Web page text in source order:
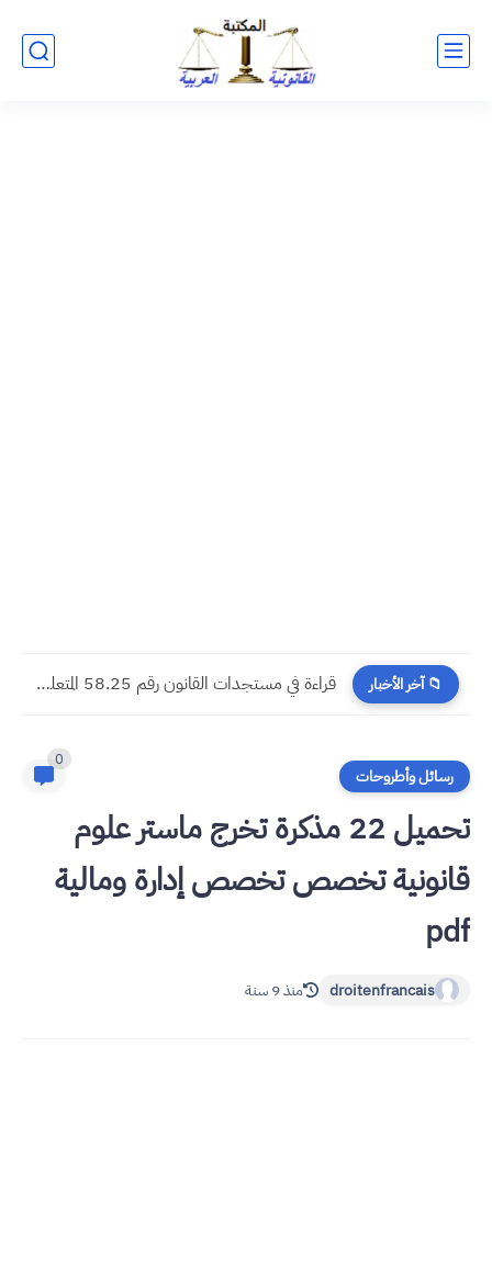
📁 آخر الأخبار ​قراءة في مستجدات القانون رقم 58.25 المتعلق بالمسطرة المدنية
رسائل وأطروحات
0
تحميل 22 مذكرة تخرج ماستر علوم
قانونية تخصص تخصص إدارة ومالية
pdf
droitenfrancais منذ 9 سنة